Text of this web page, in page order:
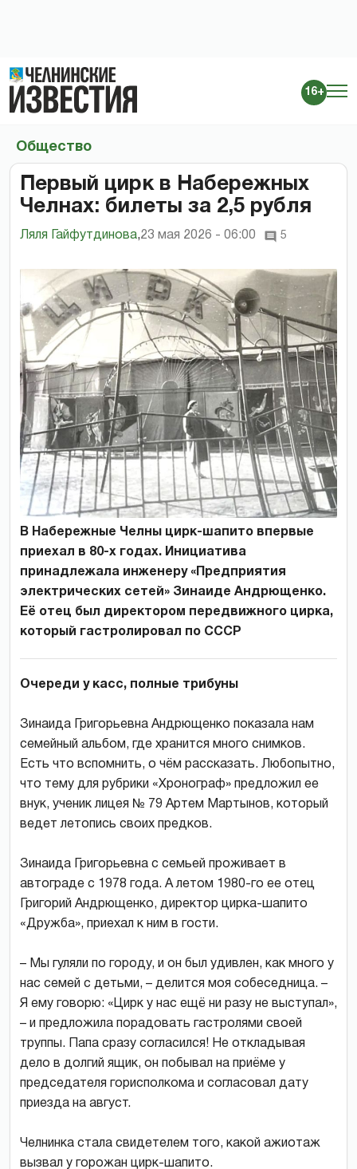
16+
Общество
Первый цирк в Набережных
Челнах: билеты за 2,5 рубля
Ляля Гайфутдинова,23 мая 2026 - 06:00 5
В Набережные Челны цирк-шапито впервые
приехал в 80-х годах. Инициатива
принадлежала инженеру «Предприятия
электрических сетей» Зинаиде Андрющенко.
Её отец был директором передвижного цирка,
который гастролировал по СССР
Очереди у касс, полные трибуны
Зинаида Григорьевна Андрющенко показала нам
семейный альбом, где хранится много снимков.
Есть что вспомнить, о чём рассказать. Любопытно,
что тему для рубрики «Хронограф» предложил ее
внук, ученик лицея № 79 Артем Мартынов, который
ведет летопись своих предков.
Зинаида Григорьевна с семьей проживает в
автограде с 1978 года. А летом 1980-го ее отец
Григорий Андрющенко, директор цирка-шапито
«Дружба», приехал к ним в гости.
– Мы гуляли по городу, и он был удивлен, как много у
нас семей с детьми, – делится моя собеседница. –
Я ему говорю: «Цирк у нас ещё ни разу не выступал»,
– и предложила порадовать гастролями своей
труппы. Папа сразу согласился! Не откладывая
дело в долгий ящик, он побывал на приёме у
председателя гор­исполкома и согласовал дату
приезда на август.
Челнинка стала свидетелем того, какой ажиотаж
вызвал у горожан цирк-шапито.